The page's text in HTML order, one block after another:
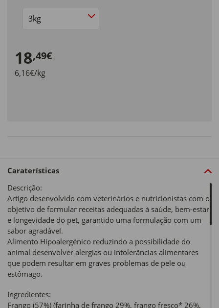
Size
18,49€
6,16€/kg
Caraterísticas
Descrição:
Artigo desenvolvido com veterinários e nutricionistas com o
objetivo de formular receitas adequadas à saúde, bem-estar
e longevidade do pet, garantido uma formulação com um
sabor agradável.
Alimento Hipoalergénico reduzindo a possibilidade do
animal desenvolver alergias ou intolerâncias alimentares
que podem resultar em graves problemas de pele ou
estômago.
Ingredientes:
Frango (57%) (farinha de frango 29%, frango fresco* 26%,